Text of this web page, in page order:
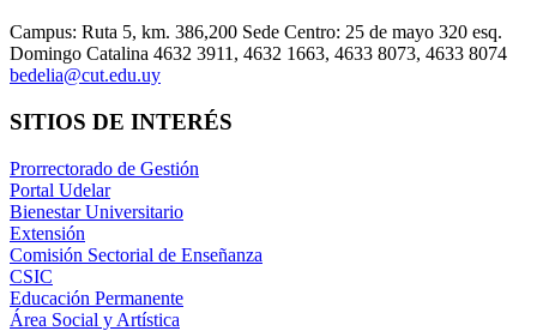
Campus: Ruta 5, km. 386,200 Sede Centro: 25 de mayo 320 esq.
Domingo Catalina 4632 3911, 4632 1663, 4633 8073, 4633 8074
bedelia@cut.edu.uy
SITIOS DE INTERÉS
Prorrectorado de Gestión
Portal Udelar
Bienestar Universitario
Extensión
Comisión Sectorial de Enseñanza
CSIC
Educación Permanente
Área Social y Artística